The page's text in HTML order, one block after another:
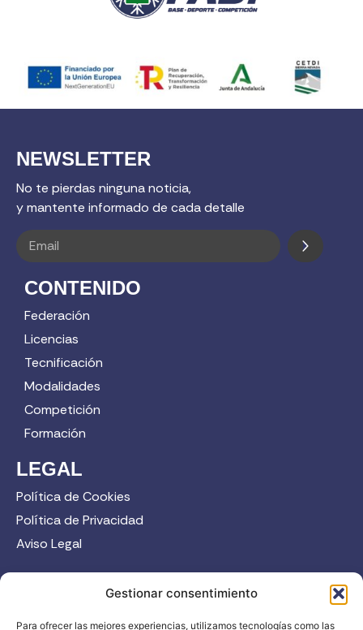
Gestionar consentimiento
Para ofrecer las mejores experiencias, utilizamos tecnologías como las
NEWSLETTER
No te pierdas ninguna noticia,
y mantente informado de cada detalle
CONTENIDO
Federación
Licencias
Tecnificación
Modalidades
Competición
Formación
LEGAL
Política de Cookies
Política de Privacidad
Aviso Legal
CONTACTO